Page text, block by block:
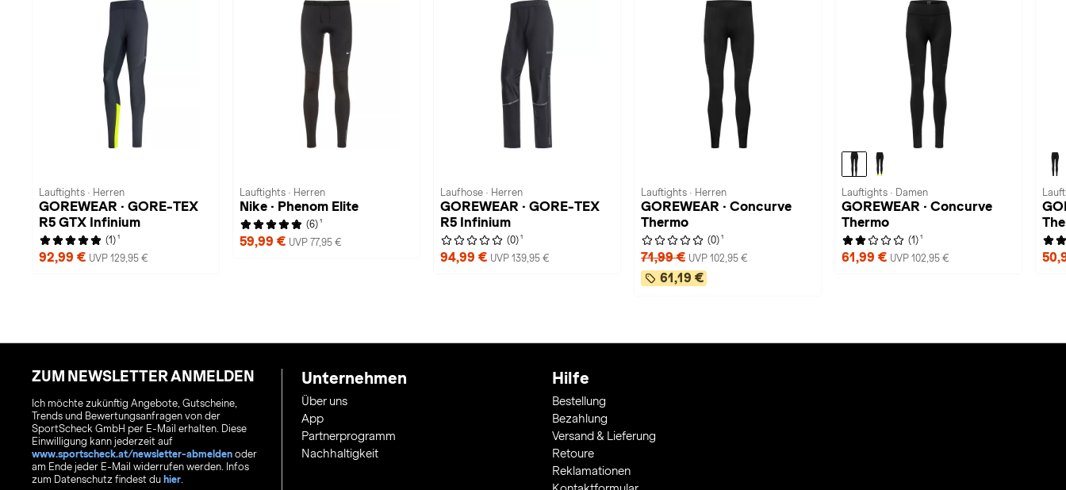
Lauftights · Herren
GOREWEAR · GORE-TEX
R5 GTX Infinium
(1) 1
92,99 € UVP 129,95 €
Lauftights · Herren
Nike · Phenom Elite
(6) 1
59,99 € UVP 77,95 €
Laufhose · Herren
GOREWEAR · GORE-TEX
R5 Infinium
(0) 1
94,99 € UVP 139,95 €
Lauftights · Herren
GOREWEAR · Concurve
Thermo
(0) 1
71,99 € UVP 102,95 €
61,19 €
Lauftights · Damen
GOREWEAR · Concurve
Thermo
(1) 1
61,99 € UVP 102,95 €
ZUM NEWSLETTER ANMELDEN
Ich möchte zukünftig Angebote, Gutscheine,
Trends und Bewertungsanfragen von der
SportScheck GmbH per E-Mail erhalten. Diese
Einwilligung kann jederzeit auf
www.sportscheck.at/newsletter-abmelden oder
am Ende jeder E-Mail widerrufen werden. Infos
zum Datenschutz findest du hier.
Unternehmen
Über uns
App
Partnerprogramm
Nachhaltigkeit
Hilfe
Bestellung
Bezahlung
Versand & Lieferung
Retoure
Reklamationen